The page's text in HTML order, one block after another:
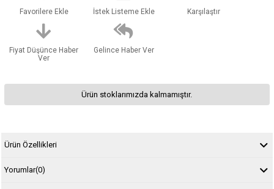
Favorilere Ekle İstek Listeme Ekle Karşılaştır
Fiyat Düşünce Haber
Ver
Gelince Haber Ver
Ürün stoklarımızda kalmamıştır.
Ürün Özellikleri
Yorumlar(0)